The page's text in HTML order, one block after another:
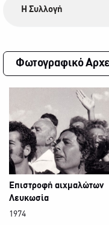
Η Συλλογή
Φωτογραφικό
Επιστροφή αιχμαλώτων
Λευκωσία
1974